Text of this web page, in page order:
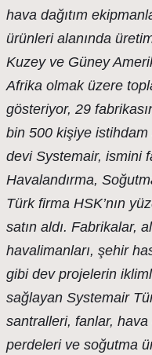
hava dağıtım
ürünleri alanında
Kuzey ve Güney
Afrika olmak üzere
gösteriyor, 29
bin 500 kişiye istihdam
devi Systemair, ismini
Havalandırma,
Türk firma HSK’nın
satın aldı. Fabrikalar,
havalimanları, şehir
gibi dev projelerin
sağlayan Systemair
santralleri, fanlar, hava
perdeleri ve soğutma